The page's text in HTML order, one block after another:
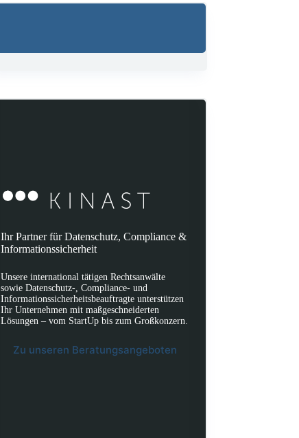
Ihr Partner für Datenschutz, Compliance &
Informationssicherheit
Unsere international tätigen Rechtsanwälte
sowie Datenschutz-, Compliance- und
Informationssicherheitsbeauftragte unterstützen
Ihr Unternehmen mit maßgeschneiderten
Lösungen – vom StartUp bis zum Großkonzern.
Zu unseren Beratungsangeboten